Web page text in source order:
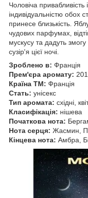
Чоловіча привабливість
індивідуальністю обох
принесе близькість.
чудових парфумах,
мускусу та дадуть
сузір'я цієї ночі.
Зроблено в: Франція
Прем'єра аромату:
Країна ТМ: Франція
Стать: унісекс
Тип аромата: східні,
Класифікація: нішева
Початкова нота:
Нота серця: Жасмин,
Кінцева нота: Амбра,